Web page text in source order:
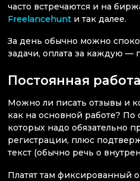
часто встречаются и на
Freelancehunt и так далее.
За день обычно можно
задачи, оплата за каждую —
Постоянная работа
Можно ли писать отзывы и
как на основной работе? По
которых надо обязательно
регистрации, плюс
текст (обычно речь о
Платят там фиксированный